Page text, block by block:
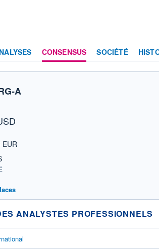
CONSENSUS SOCIÉTÉ
A
EUR
ANALYSTES PROFESSIONNELS